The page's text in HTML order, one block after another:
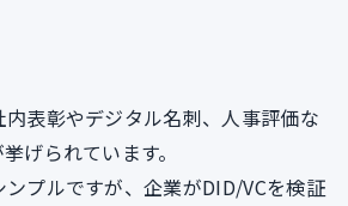
表彰やデジタル名刺、人事評価な
げられています。
プルですが、企業がDID/VCを検証